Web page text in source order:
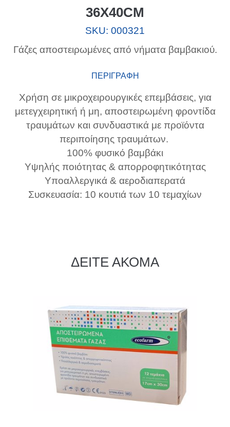
36Χ40CM
SKU: 000321
Γάζες αποστειρωμένες από νήματα βαμβακιού.
ΠΕΡΙΓΡΑΦΗ
Χρήση σε μικροχειρουργικές επεμβάσεις, για
μετεγχειρητική ή μη, αποστειρωμένη φροντίδα
τραυμάτων και συνδυαστικά με προϊόντα
περιποίησης τραυμάτων.
100% φυσικό βαμβάκι
Υψηλής ποιότητας & απορροφητικότητας
Υποαλλεργικά & αεροδιαπερατά
Συσκευασία: 10 κουτιά των 10 τεμαχίων
ΔΕΙΤΕ ΑΚΟΜΑ